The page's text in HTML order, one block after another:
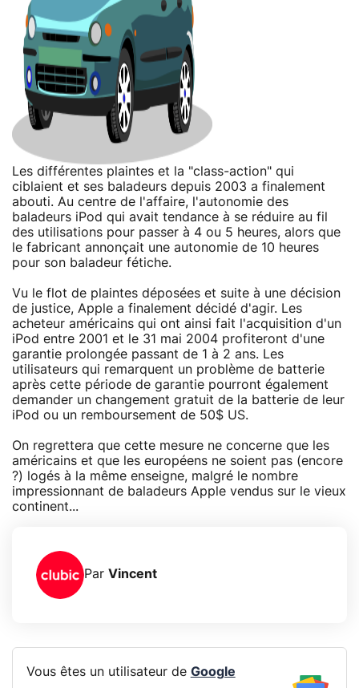
Les différentes plaintes et la "class-action" qui
ciblaient et ses baladeurs depuis 2003 a finalement
abouti. Au centre de l'affaire, l'autonomie des
baladeurs iPod qui avait tendance à se réduire au fil
des utilisations pour passer à 4 ou 5 heures, alors que
le fabricant annonçait une autonomie de 10 heures
pour son baladeur fétiche.
Vu le flot de plaintes déposées et suite à une décision
de justice, Apple a finalement décidé d'agir. Les
acheteur américains qui ont ainsi fait l'acquisition d'un
iPod entre 2001 et le 31 mai 2004 profiteront d'une
garantie prolongée passant de 1 à 2 ans. Les
utilisateurs qui remarquent un problème de batterie
après cette période de garantie pourront également
demander un changement gratuit de la batterie de leur
iPod ou un remboursement de 50$ US.
On regrettera que cette mesure ne concerne que les
américains et que les européens ne soient pas (encore
?) logés à la même enseigne, malgré le nombre
impressionnant de baladeurs Apple vendus sur le vieux
continent...
Par Vincent
Vous êtes un utilisateur de Google